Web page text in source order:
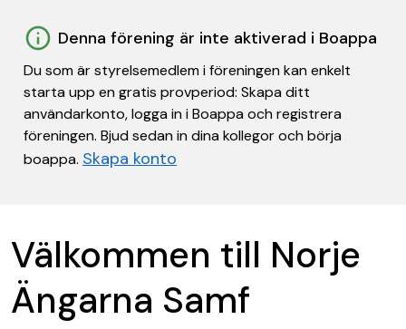
Denna förening är inte aktiverad i Boappa
Du som är styrelsemedlem i föreningen kan enkelt
starta upp en gratis provperiod: Skapa ditt
användarkonto, logga in i Boappa och registrera
föreningen. Bjud sedan in dina kollegor och börja
boappa. Skapa konto
Välkommen till Norje
Ängarna Samf